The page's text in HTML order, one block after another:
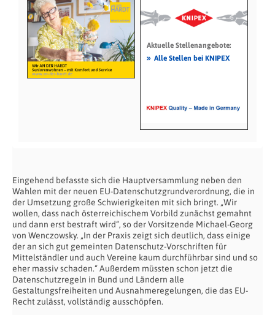
Aktuelle Stellenangebote:
» Alle Stellen bei KNIPEX
Eingehend befasste sich die Hauptversammlung neben den
Wahlen mit der neuen EU-Datenschutzgrundverordnung, die in
der Umsetzung große Schwierigkeiten mit sich bringt. „Wir
wollen, dass nach österreichischem Vorbild zunächst gemahnt
und dann erst bestraft wird“, so der Vorsitzende Michael-Georg
von Wenczowsky. „In der Praxis zeigt sich deutlich, dass einige
der an sich gut gemeinten Datenschutz-Vorschriften für
Mittelständler und auch Vereine kaum durchführbar sind und so
eher massiv schaden.“ Außerdem müssten schon jetzt die
Datenschutzregeln in Bund und Ländern alle
Gestaltungsfreiheiten und Ausnahmeregelungen, die das EU-
Recht zulässt, vollständig ausschöpfen.